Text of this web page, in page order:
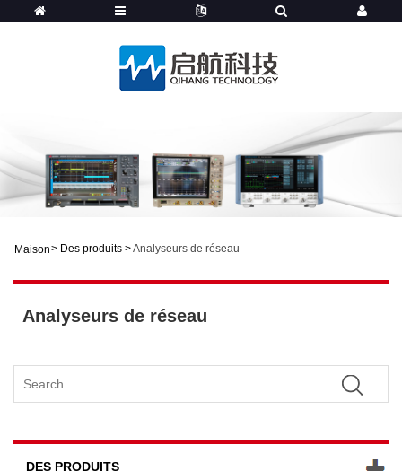
Maison> Des produits >Analyseurs de réseau
Analyseurs de réseau
DES PRODUITS